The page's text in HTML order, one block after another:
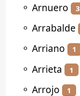
⚬ Arnuero 3
⚬ Arrabalde
⚬ Arriano 1
⚬ Arrieta 1
⚬ Arrojo 1